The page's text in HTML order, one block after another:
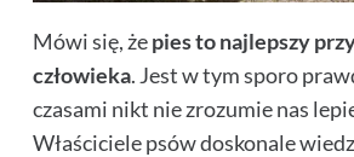
Mówi się, żepies to najlepszy
człowieka. Jest w tym sporo
czasami nikt nie zrozumie nas
Właściciele psów doskonale